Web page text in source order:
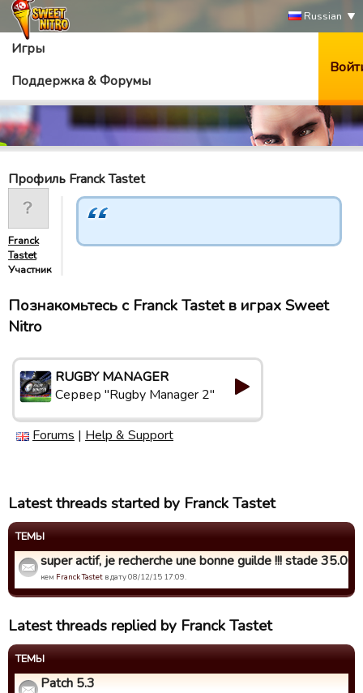
Russian
Игры
Поддержка & Форумы
Профиль Franck Tastet
Franck
Tastet
Участник
Познакомьтесь с Franck Tastet в играх Sweet
Nitro
RUGBY MANAGER
Сервер "Rugby Manager 2"
Forums | Help & Support
Latest threads started by Franck Tastet
ТЕМЫ
super actif, je recherche une bonne guilde !!! stade
кем Franck Tastet в дату 08/12/15 17:09.
Latest threads replied by Franck Tastet
ТЕМЫ
Patch 5.3